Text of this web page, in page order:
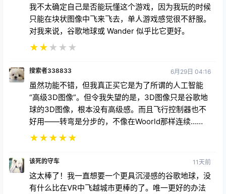
我不太确定自己是否能玩懂这个游戏，因为我玩的时候
只能在块状图像中飞来飞去，单人游戏感觉很不舒服。
对我来说，谷歌地球或 Wander 似乎比它更好。
★★★ ★ ★
搜索者338833 6月29日 04:16
虽然功能不错，但我真正买它是为了所谓的人工智能
“高级3D图像”。但令我失望的是，3D图像只是谷歌地
球的3D图像，根本没有高级感。而且飞行控制器也不
好用——转弯是分步的，不像在Woorld那样连续……
★★★★★
该死的守车 11天前
这太棒了！我一直想要一个更具沉浸感的谷歌地球，没
有什么比在VR中飞越城市更棒的了。唯一更好的办法